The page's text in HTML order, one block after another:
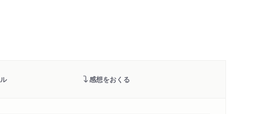
感想をおくる